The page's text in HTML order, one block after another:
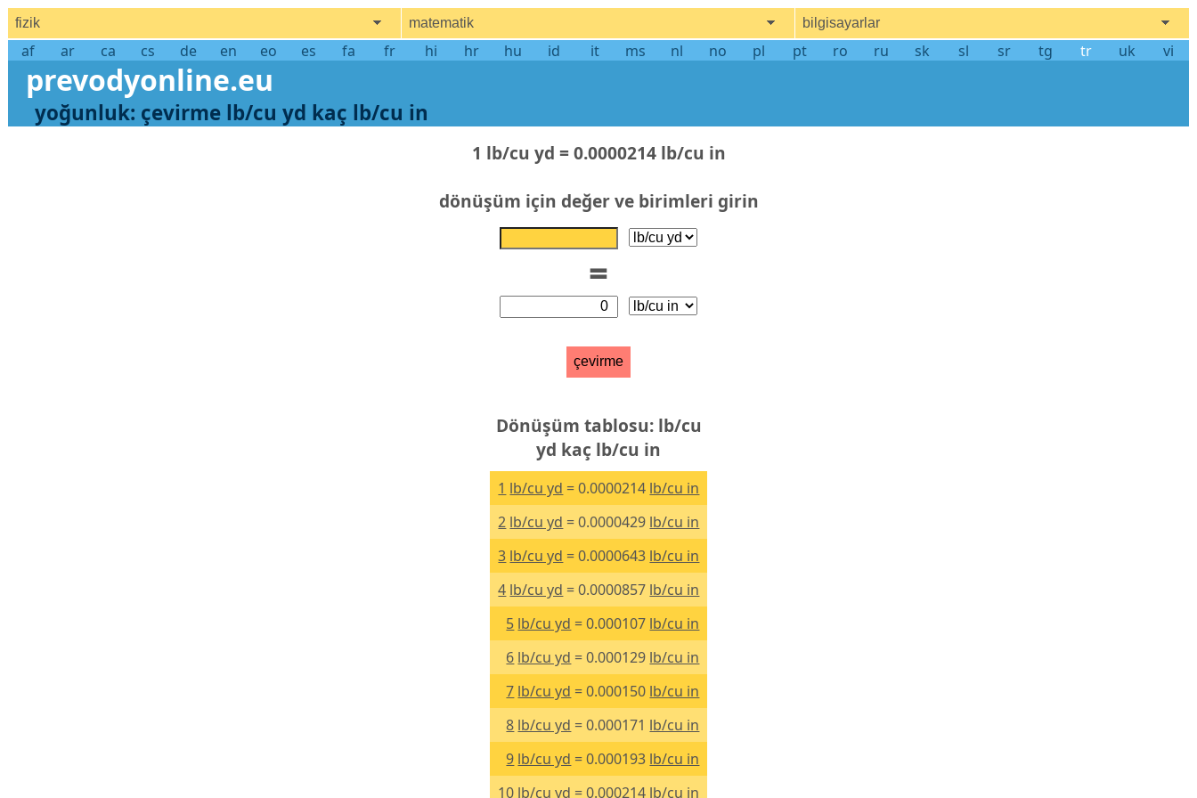
fizik matematik bilgisayarlar
af ar ca cs de en eo es fa fr hi hr hu id it ms nl no pl pt ro ru sk sl sr tg tr uk vi
prevodyonline.eu
yoğunluk: çevirme lb/cu yd kaç lb/cu in
1 lb/cu yd = 0.0000214 lb/cu in
dönüşüm için değer ve birimleri girin
=
çevirme
Dönüşüm tablosu: lb/cu
yd kaç lb/cu in
1 lb/cu yd = 0.0000214 lb/cu in
2 lb/cu yd = 0.0000429 lb/cu in
3 lb/cu yd = 0.0000643 lb/cu in
4 lb/cu yd = 0.0000857 lb/cu in
5 lb/cu yd = 0.000107 lb/cu in
6 lb/cu yd = 0.000129 lb/cu in
7 lb/cu yd = 0.000150 lb/cu in
8 lb/cu yd = 0.000171 lb/cu in
9 lb/cu yd = 0.000193 lb/cu in
10 lb/cu yd = 0.000214 lb/cu in